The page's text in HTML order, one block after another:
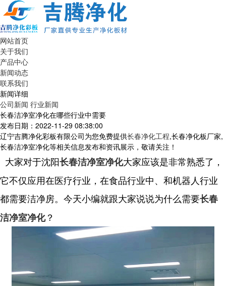
网站首页
关于我们
产品中心
新闻动态
联系我们
新闻详细
公司新闻 行业新闻
长春洁净室净化在哪些行业中需要
发布日期：2022-11-29 08:38:00
辽宁吉腾净化彩板有限公司为您免费提供长春净化工程,长春净化板厂家,
长春洁净室净化等相关信息发布和资讯展示，敬请关注！
大家对于沈阳长春洁净室净化大家应该是非常熟悉了，
它不仅应用在医疗行业，在食品行业中、和机器人行业
都需要洁净房。今天小编就跟大家说说为什么需要长春
洁净室净化？